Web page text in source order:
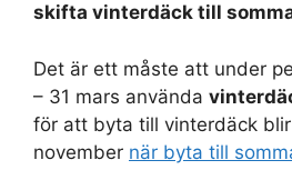
skifta vinterdäck till
Det är ett måste att under
– 31 mars använda
för att byta till vinterdäck
november när byta till